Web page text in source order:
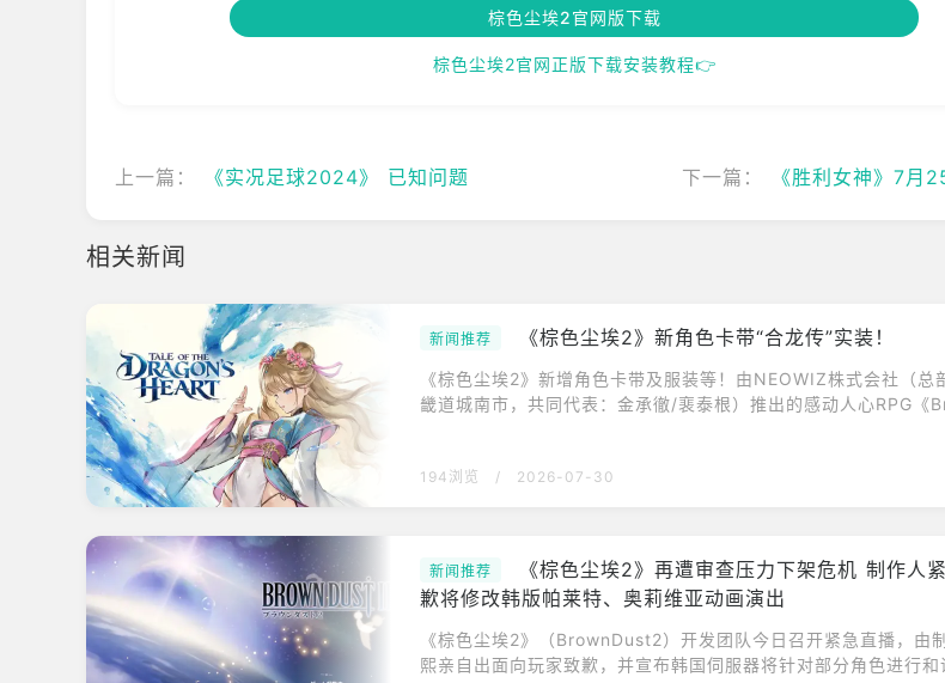
棕色尘埃2官网版下载
棕色尘埃2官网正版下载安装教程👉
上一篇： 《实况足球2024》 已知问题 下一篇： 《胜利女神》7月
相关新闻
新闻推荐 《棕色尘埃2》新角色卡带“合龙传”实装！
《棕色尘埃2》新增角色卡带及服装等！由NEOWIZ株式会社（总
畿道城南市，共同代表：金承徹/裵泰根）推出的感动人心RPG《
与主线故事不同的世界观和设定下的专属故事。本次新增的角色卡
194浏览 / 2026-07-30
新闻推荐
《棕色尘埃2》再遭审查压力下架危机 制作人
歉将修改韩版帕莱特、奥莉维亚动画演出
《棕色尘埃2》（BrownDust2）开发团队今日召开紧急直播，由
熙亲自出面向玩家致歉，并宣布韩国伺服器将针对部分角色进行和